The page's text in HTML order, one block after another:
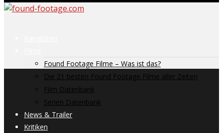
Found Footage Filme – Was ist das?
Die 21 besten Found Footage Filme aller Zeiten
Film Datenbank
Serien Datenbank
News & Trailer
Kritiken